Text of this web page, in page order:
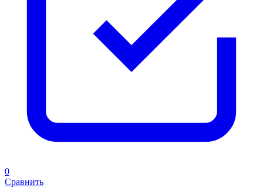
0
Сравнить